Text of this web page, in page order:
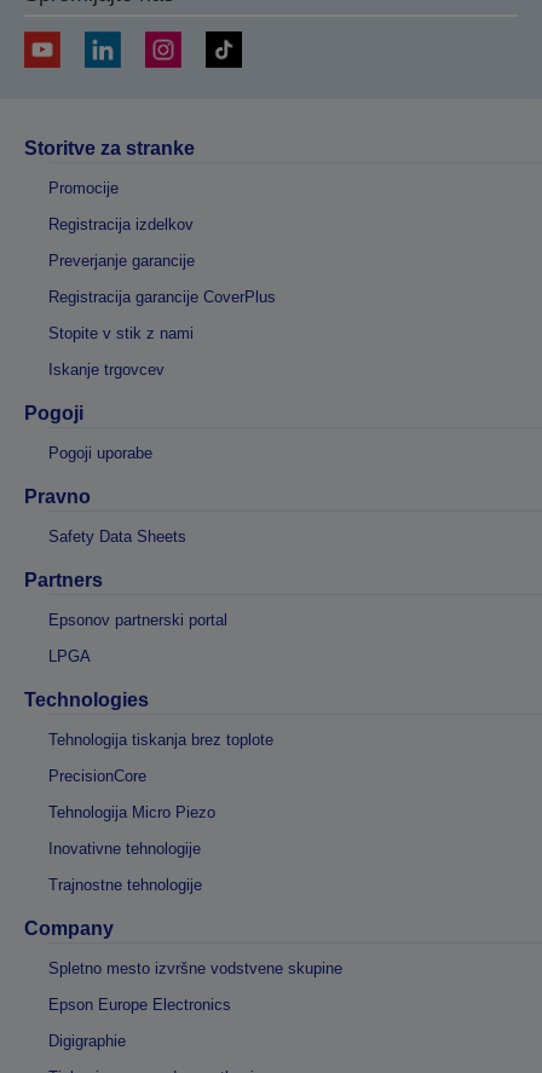
Storitve za stranke
Promocije
Registracija izdelkov
Preverjanje garancije
Registracija garancije CoverPlus
Stopite v stik z nami
Iskanje trgovcev
Pogoji
Pogoji uporabe
Pravno
Safety Data Sheets
Partners
Epsonov partnerski portal
LPGA
Technologies
Tehnologija tiskanja brez toplote
PrecisionCore
Tehnologija Micro Piezo
Inovativne tehnologije
Trajnostne tehnologije
Company
Spletno mesto izvršne vodstvene skupine
Epson Europe Electronics
Digigraphie